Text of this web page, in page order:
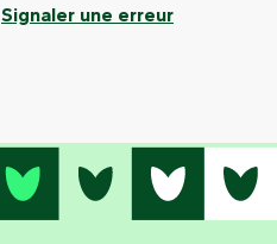
Signaler une erreur